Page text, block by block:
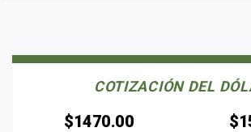
COTIZACIÓN DEL
$1470.00